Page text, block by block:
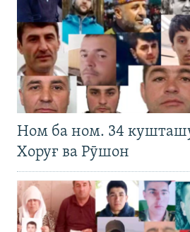
Ном ба ном. 34
Хоруғ ва Рӯшон